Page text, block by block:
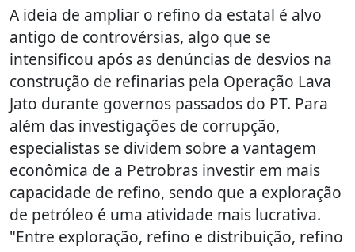
A ideia de ampliar o refino da estatal é alvo
antigo de controvérsias, algo que se
intensificou após as denúncias de desvios na
construção de refinarias pela Operação Lava
Jato durante governos passados do PT. Para
além das investigações de corrupção,
especialistas se dividem sobre a vantagem
econômica de a Petrobras investir em mais
capacidade de refino, sendo que a exploração
de petróleo é uma atividade mais lucrativa.
"Entre exploração, refino e distribuição, refino